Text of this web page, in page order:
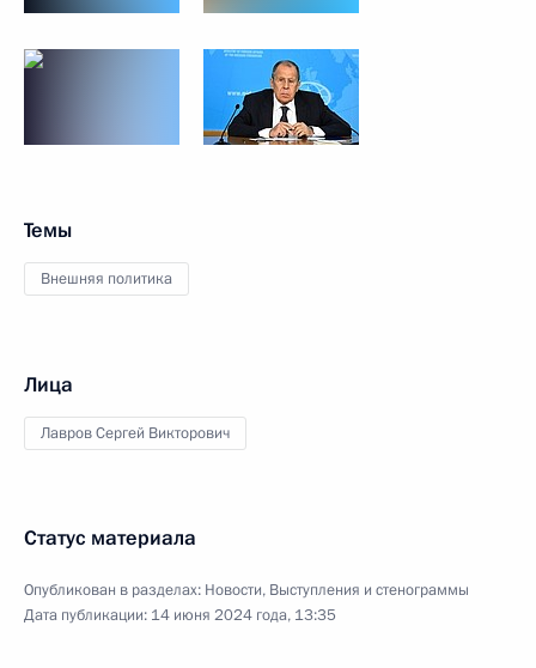
Темы
Внешняя политика
Лица
Лавров Сергей Викторович
Статус материала
Опубликован в разделах: Новости, Выступления и стенограммы
Дата публикации: 14 июня 2024 года, 13:35